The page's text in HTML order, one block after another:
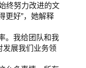
终努力改进的文
更好”，她解释
。我给团队和我
发展我们业务领